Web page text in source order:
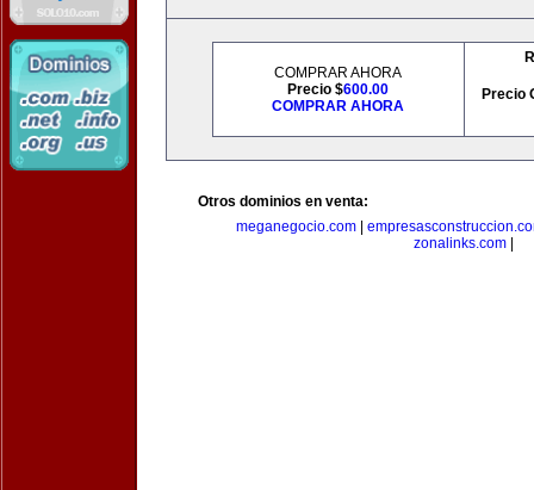
COMPRAR AHORA
Precio $600.00
COMPRAR AHORA
Precio
Otros dominios en venta:
meganegocio.com|
zonalinks.com